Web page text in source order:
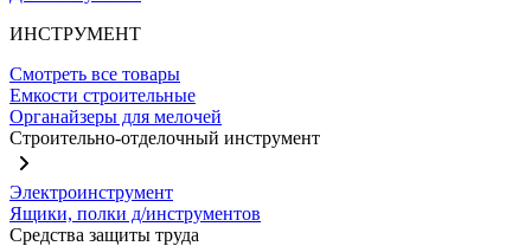
ИНСТРУМЕНТ
Смотреть все товары
Емкости строительные
Органайзеры для мелочей
Строительно-отделочный инструмент
Электроинструмент
Ящики, полки д/инструментов
Средства защиты труда